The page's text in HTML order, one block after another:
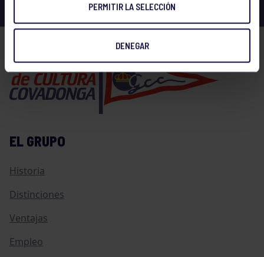
PERMITIR LA SELECCIÓN
DENEGAR
EL GRUPO
Historia
Distinciones
Ventajas
Empleo